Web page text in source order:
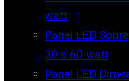
watt
Panel LED
30 a 60 watt
Panel LED